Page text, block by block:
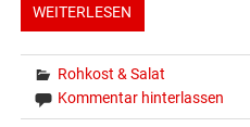
WEITERLESEN
Rohkost & Salat
Kommentar hinterlassen